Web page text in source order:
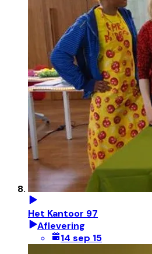
Het Kantoor 97
Aflevering
14 sep 15